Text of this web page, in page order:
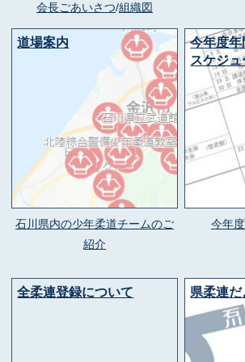
会長ごあいさつ/組織図
道場案内
石川県内の少年柔道チームのご
紹介
今年度年
スケジ
今年
全柔連登録について 県柔連だ